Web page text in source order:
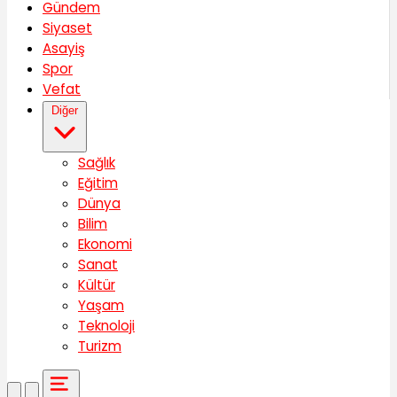
Gündem
Siyaset
Asayiş
Spor
Vefat
Diğer
Sağlık
Eğitim
Dünya
Bilim
Ekonomi
Sanat
Kültür
Yaşam
Teknoloji
Turizm